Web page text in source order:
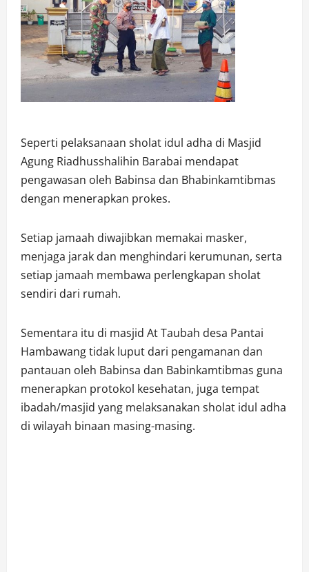
Seperti pelaksanaan sholat idul adha di Masjid
Agung Riadhusshalihin Barabai mendapat
pengawasan oleh Babinsa dan Bhabinkamtibmas
dengan menerapkan prokes.
Setiap jamaah diwajibkan memakai masker,
menjaga jarak dan menghindari kerumunan, serta
setiap jamaah membawa perlengkapan sholat
sendiri dari rumah.
Sementara itu di masjid At Taubah desa Pantai
Hambawang tidak luput dari pengamanan dan
pantauan oleh Babinsa dan Babinkamtibmas guna
menerapkan protokol kesehatan, juga tempat
ibadah/masjid yang melaksanakan sholat idul adha
di wilayah binaan masing-masing.